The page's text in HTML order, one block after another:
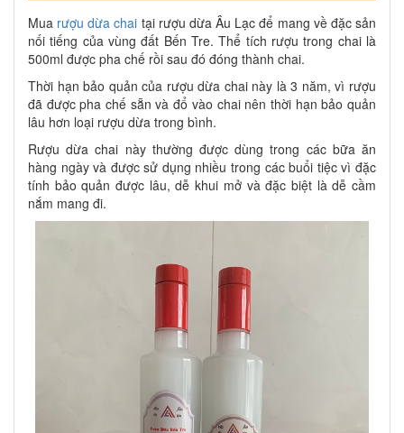
Mua rượu dừa chai tại rượu dừa Âu Lạc để mang về đặc sản
nối tiếng của vùng đất Bến Tre. Thể tích rượu trong chai là
500ml được pha chế rồi sau đó đóng thành chai.
Thời hạn bảo quản của rượu dừa chai này là 3 năm, vì rượu
đã được pha chế sẵn và đổ vào chai nên thời hạn bảo quản
lâu hơn loại rượu dừa trong bình.
Rượu dừa chai này thường được dùng trong các bữa ăn
hàng ngày và được sử dụng nhiều trong các buổi tiệc vì đặc
tính bảo quản được lâu, dễ khui mở và đặc biệt là dễ cầm
nắm mang đi.